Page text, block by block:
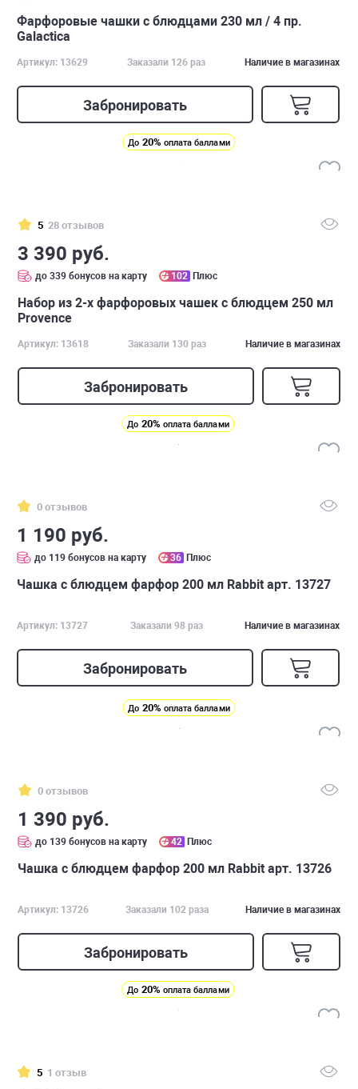
Фарфоровые чашки с блюдцами 230 мл / 4 пр.
Galactica
Артикул: 13629 Заказали 126 раз Наличие в магазинах
Забронировать
До 20% оплата баллами
5 28 отзывов
3 390 руб.
до 339 бонусов на карту 102 Плюс
Набор из 2-х фарфоровых чашек с блюдцем 250 мл
Provence
Артикул: 13618 Заказали 130 раз Наличие в магазинах
Забронировать
До 20% оплата баллами
0 отзывов
1 190 руб.
до 119 бонусов на карту 36 Плюс
Чашка с блюдцем фарфор 200 мл Rabbit арт. 13727
Артикул: 13727 Заказали 98 раз Наличие в магазинах
Забронировать
До 20% оплата баллами
0 отзывов
1 390 руб.
до 139 бонусов на карту 42 Плюс
Чашка с блюдцем фарфор 200 мл Rabbit арт. 13726
Артикул: 13726 Заказали 102 раза Наличие в магазинах
Забронировать
До 20% оплата баллами
5 1 отзыв